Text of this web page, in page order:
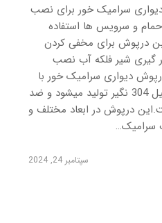
سرامیک خور برای نصب
حمام و سرویس ها استفاده
درپوش برای مخفی کردن
گیری شیر فلکه آب نصب
دیواری سرامیک خور با
ورق استیل 304 نگیر تولید میشود و ضد
درپوش در ابعاد مختلف و
سرامیک…
سپتامبر 24, 2024